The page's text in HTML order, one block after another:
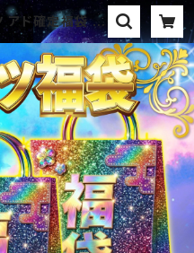
アド確定福袋 オ
ーズ オリパ専
ス、遊戯王、ヴ
ンボール)